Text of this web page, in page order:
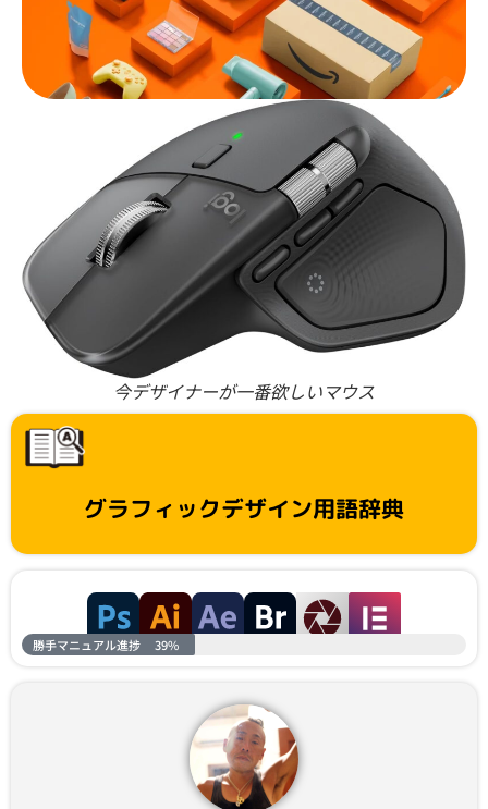
今デザイナーが一番欲しいマウス
グラフィックデザイン用語辞典
勝手マニュアル進捗 39%